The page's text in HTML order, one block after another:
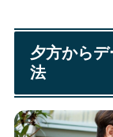
夕方から
法